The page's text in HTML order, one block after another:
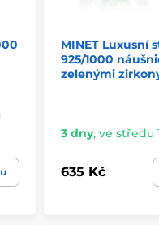
MINET Luxusní
925/1000
zelenými
3 dny, ve středu
635 Kč